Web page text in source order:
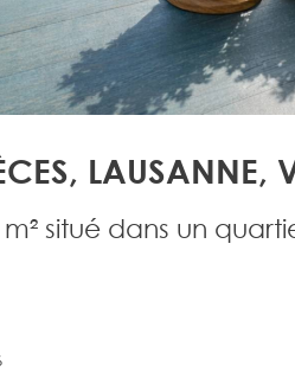
LAUSANNE,
situé dans un